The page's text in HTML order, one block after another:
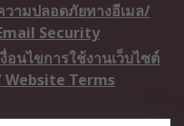
วามปลอดภัยทางอีเมล/
Security
งื่อนไขการใช้งานเว็บไซต์
Website Terms